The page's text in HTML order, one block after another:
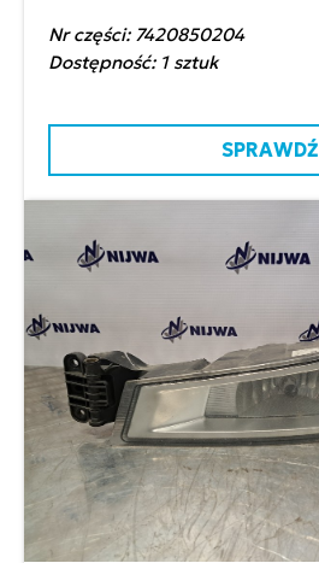
Nr części: 7420850204
Dostępność: 1 sztuk
SPRAWDŹ